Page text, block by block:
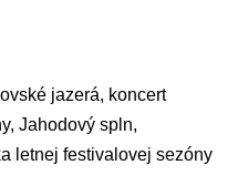
jazerá, koncert
Jahodový spln,
letnej festivalovej sezóny